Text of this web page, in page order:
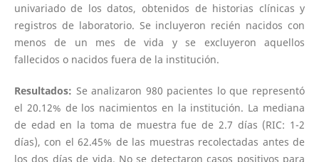
univariado de los datos, obtenidos de historias clínicas y
registros de laboratorio. Se incluyeron recién nacidos con
menos de un mes de vida y se excluyeron aquellos
fallecidos o nacidos fuera de la institución.
Resultados: Se analizaron 980 pacientes lo que representó
el 20.12% de los nacimientos en la institución. La mediana
de edad en la toma de muestra fue de 2.7 días (RIC: 1-2
días), con el 62.45% de las muestras recolectadas antes de
los dos días de vida. No se detectaron casos positivos para